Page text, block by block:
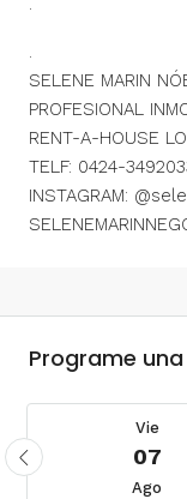
.
SELENE MARIN
PROFESIONAL
RENT-A-HOUSE
TELF: 0424-
INSTAGRAM:
Programe
Vie
07
Ago